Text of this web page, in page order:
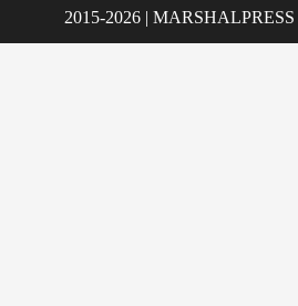
2015-2026 | MARSHALPRESS